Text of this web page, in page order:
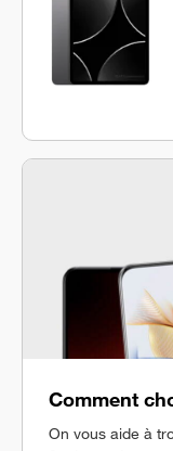
Comment
On vous aide à